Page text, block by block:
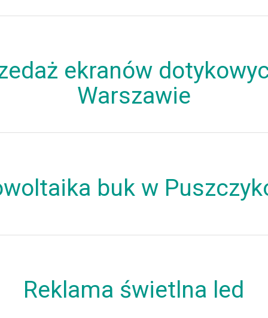
ekranów
Warszawie
buk w
Reklama świetlna led